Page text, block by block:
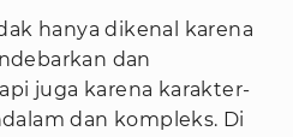
hanya dikenal karena
dan
juga karena karakter-
dan kompleks. Di